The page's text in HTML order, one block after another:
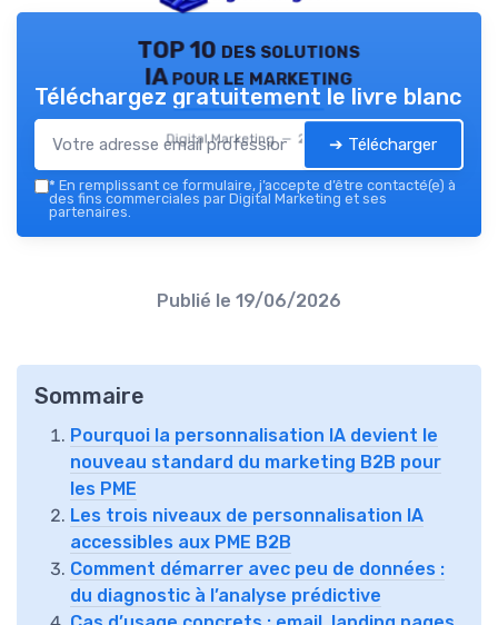
TOP 10 des solutions
IA pour le marketing
Digital Marketing — 2026
Téléchargez gratuitement le livre blanc
➔ Télécharger
* En remplissant ce formulaire, j’accepte d’être contacté(e) à
des fins commerciales par Digital Marketing et ses
partenaires.
Publié le 19/06/2026
Sommaire
Pourquoi la personnalisation IA devient le
nouveau standard du marketing B2B pour
les PME
Les trois niveaux de personnalisation IA
accessibles aux PME B2B
Comment démarrer avec peu de données :
du diagnostic à l’analyse prédictive